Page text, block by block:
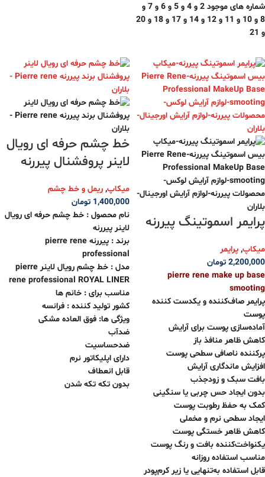
شماره های موجود 2 و 4 و 5 و 6 و 7 و
8 و 10 و 11 و 12 و 14 و 17 و 18 و 20
و 21
پرایمر اسموتینگ پیررنه
میکاپ, پرایمر
2,200,000 تومان
pierre rene make up base
smooting
پرایمر صاف‌کننده و یکدست کننده
پوست
آماده‌سازی پوست برای آرایش
کاهش ظاهر منافذ باز
پرکننده ناصافی‌ سطحی پوست
افزایش ماندگاری آرایش
بافت سبک و زودجذب
بدون ایجاد حس چربی یا سنگینی
کمک به حفظ رطوبت پوست
ایجاد سطحی نرم و مخملی
کاهش ظاهر خستگی پوست
یکنواخت‌کننده بافت و رنگ پوست
مناسب استفاده روزانه
قابل استفاده به‌تنهایی یا زیر کرم‌پودر
خط چشم حرفه ای رویال
لاینر پروفشنال پیررنه
میکاپ, ریمل و خط چشم
1,400,000 تومان
نام محصول : خط چشم حرفه ای رویال
لاینر پیررنه
برند : پیررنه pierre rene
professional
مدل : خط چشم رویال لاینر pierre
rene professional ROYAL LINER
مناسب برای : خانم ها
کشور تولید کننده : فرانسه
ویژگی ها: فوق العاده مشکی
ضدآب
ضدحساسیت
دارای اپلیکاتور نرم
قابل انعطاف
بدون تکه تکه شدن